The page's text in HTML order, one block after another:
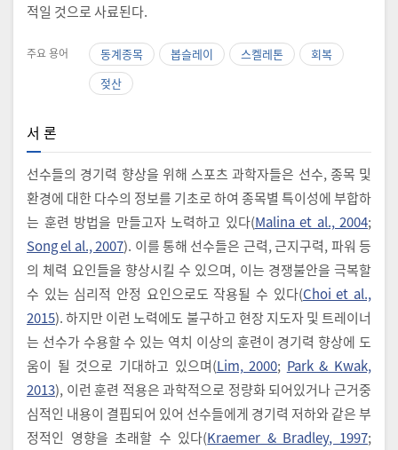
적일 것으로 사료된다.
주요 용어 동계종목 봅슬레이 스켈레톤
회복
젖산
서 론
선수들의 경기력 향상을 위해 스포츠 과학자들은 선수, 종목 및
환경에 대한 다수의 정보를 기초로 하여 종목별 특이성에 부합하
는 훈련 방법을 만들고자 노력하고 있다(Malina et al., 2004;
Song el al., 2007). 이를 통해 선수들은 근력, 근지구력, 파워 등
의 체력 요인들을 향상시킬 수 있으며, 이는 경쟁불안을 극복할
수 있는 심리적 안정 요인으로도 작용될 수 있다(Choi et al.,
2015). 하지만 이런 노력에도 불구하고 현장 지도자 및 트레이너
는 선수가 수용할 수 있는 역치 이상의 훈련이 경기력 향상에 도
움이 될 것으로 기대하고 있으며(Lim, 2000; Park & Kwak,
2013), 이런 훈련 적용은 과학적으로 정량화 되어있거나 근거중
심적인 내용이 결핍되어 있어 선수들에게 경기력 저하와 같은 부
정적인 영향을 초래할 수 있다(Kraemer & Bradley, 1997;